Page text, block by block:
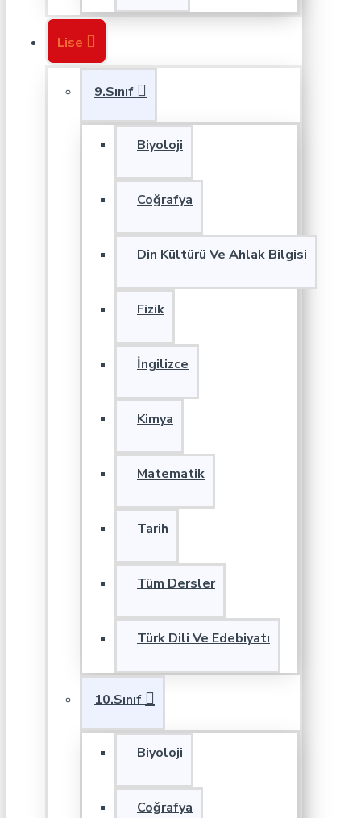
Lise
9.Sınıf
Biyoloji
Coğrafya
Din Kültürü Ve Ahlak Bilgisi
Fizik
İngilizce
Kimya
Matematik
Tarih
Tüm Dersler
Türk Dili Ve Edebiyatı
10.Sınıf
Biyoloji
Coğrafya